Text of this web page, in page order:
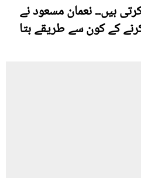
ہیں۔۔ نعمان مسعود نے
کے کون سے طریقے بتا